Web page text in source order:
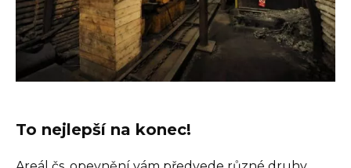
To nejlepší na konec!